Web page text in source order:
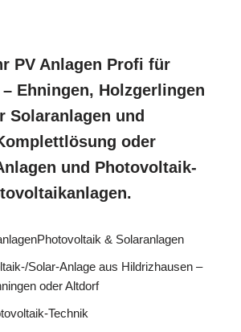
PV Anlagen Profi für
Ehningen, Holzgerlingen
Solaranlagen und
oder
und Photovoltaik-
& Solaranlagen
Solar-Anlage aus Hildrizhausen –
oder Altdorf
Technik